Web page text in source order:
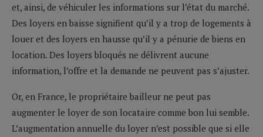
et, ainsi, de véhiculer les informations sur l’état du marché.
Des loyers en baisse signifient qu’il y a trop de logements à
louer et des loyers en hausse qu’il y a pénurie de biens en
location. Des loyers bloqués ne délivrent aucune
information, l’offre et la demande ne peuvent pas s’ajuster.
Or, en France, le propriétaire bailleur ne peut pas
augmenter le loyer de son locataire comme bon lui semble.
L’augmentation annuelle du loyer n’est possible que si elle